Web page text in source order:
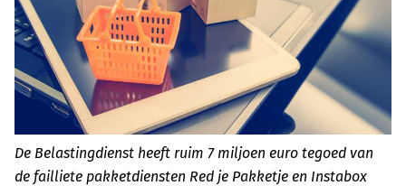
De Belastingdienst heeft ruim 7 miljoen euro tegoed van
de failliete pakketdiensten Red je Pakketje en Instabox